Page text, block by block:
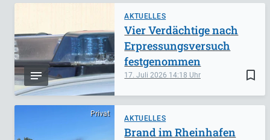
AKTUELLES
bookmark_border
17. Juli 2026 14:18
Vier Verdächtige nach
Erpressungsversuch
festgenommen
Privat
AKTUELLES
Brand im Rheinhafen